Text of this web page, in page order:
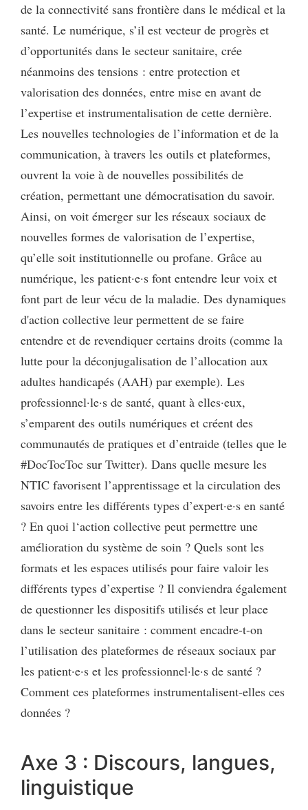
de la connectivité sans frontière dans le médical et la
santé. Le numérique, s’il est vecteur de progrès et
d’opportunités dans le secteur sanitaire, crée
néanmoins des tensions : entre protection et
valorisation des données, entre mise en avant de
l’expertise et instrumentalisation de cette dernière.
Les nouvelles technologies de l’information et de la
communication, à travers les outils et plateformes,
ouvrent la voie à de nouvelles possibilités de
création, permettant une démocratisation du savoir.
Ainsi, on voit émerger sur les réseaux sociaux de
nouvelles formes de valorisation de l’expertise,
qu’elle soit institutionnelle ou profane. Grâce au
numérique, les patient·e·s font entendre leur voix et
font part de leur vécu de la maladie. Des dynamiques
d'action collective leur permettent de se faire
entendre et de revendiquer certains droits (comme la
lutte pour la déconjugalisation de l’allocation aux
adultes handicapés (AAH) par exemple). Les
professionnel·le·s de santé, quant à elles·eux,
s’emparent des outils numériques et créent des
communautés de pratiques et d’entraide (telles que le
#DocTocToc sur Twitter). Dans quelle mesure les
NTIC favorisent l’apprentissage et la circulation des
savoirs entre les différents types d’expert·e·s en santé
? En quoi l‘action collective peut permettre une
amélioration du système de soin ? Quels sont les
formats et les espaces utilisés pour faire valoir les
différents types d’expertise ? Il conviendra également
de questionner les dispositifs utilisés et leur place
dans le secteur sanitaire : comment encadre-t-on
l’utilisation des plateformes de réseaux sociaux par
les patient·e·s et les professionnel·le·s de santé ?
Comment ces plateformes instrumentalisent-elles ces
données ?
Axe 3 : Discours, langues,
linguistique